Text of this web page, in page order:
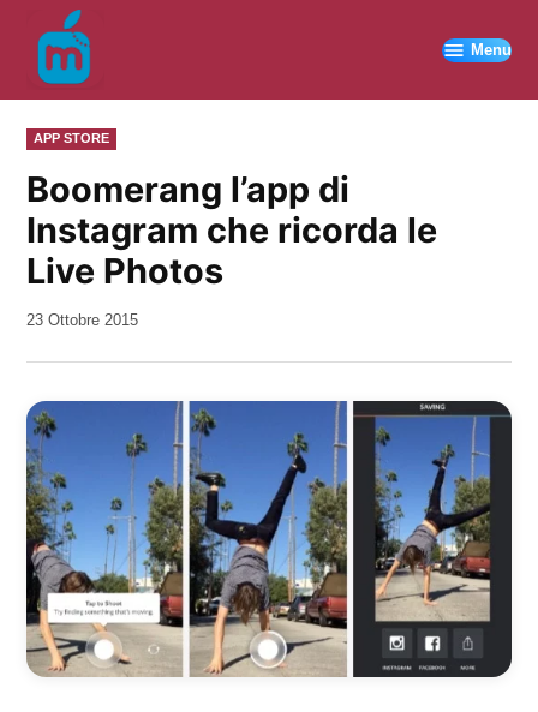
contenuto
Menu
PUBBLICATO
IN
APP STORE
Boomerang l’app di
Instagram che ricorda le
Live Photos
da
23 Ottobre 2015